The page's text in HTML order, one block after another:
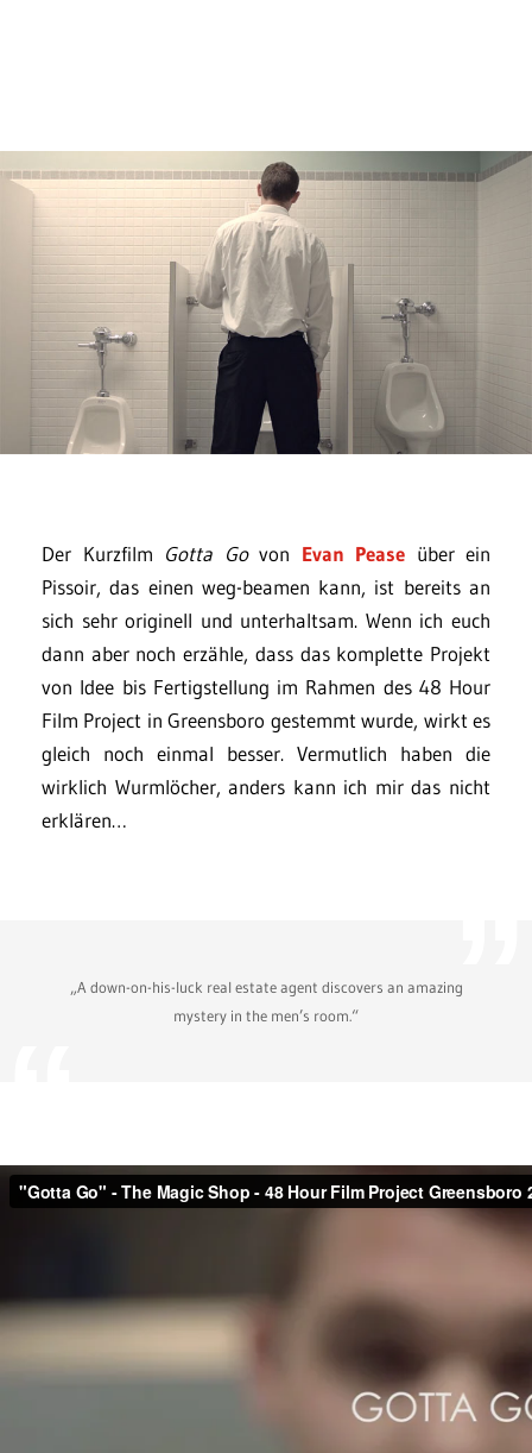
Der Kurzfilm Gotta Govon Evan Pease über ein
Pissoir, das einen weg-beamen kann, ist bereits an
sich sehr originell und unterhaltsam. Wenn ich euch
dann aber noch erzähle, dass das komplette Projekt
von Idee bis Fertigstellung im Rahmen des 48 Hour
Film Project in Greensboro gestemmt wurde, wirkt es
gleich noch einmal besser. Vermutlich haben die
wirklich Wurmlöcher, anders kann ich mir das nicht
erklären…
„A down-on-his-luck real estate agent discovers an amazing
mystery in the men’s room.“